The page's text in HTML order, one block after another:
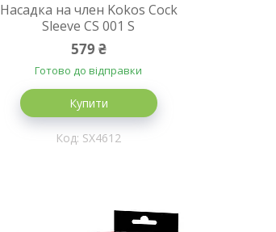
Насадка на член Kokos Cock
Sleeve CS 001 S
579 ₴
Готово до відправки
Купити
SX4612